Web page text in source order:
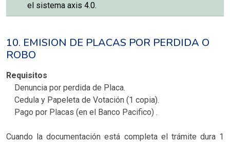
el sistema axis 4.0.
10. EMISION DE PLACAS POR PERDIDA O
ROBO
Requisitos
Denuncia por perdida de Placa.
Cedula y Papeleta de Votación (1 copia).
Pago por Placas (en el Banco Pacifico) .
Cuando la documentación está completa el trámite dura 1